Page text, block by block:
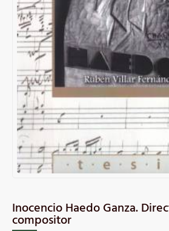
Inocencio Haedo Ganza.
compositor